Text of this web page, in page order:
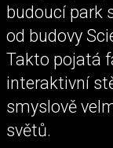
budoucí park
od budovy
Takto pojatá
interaktivní
smyslově
světů.